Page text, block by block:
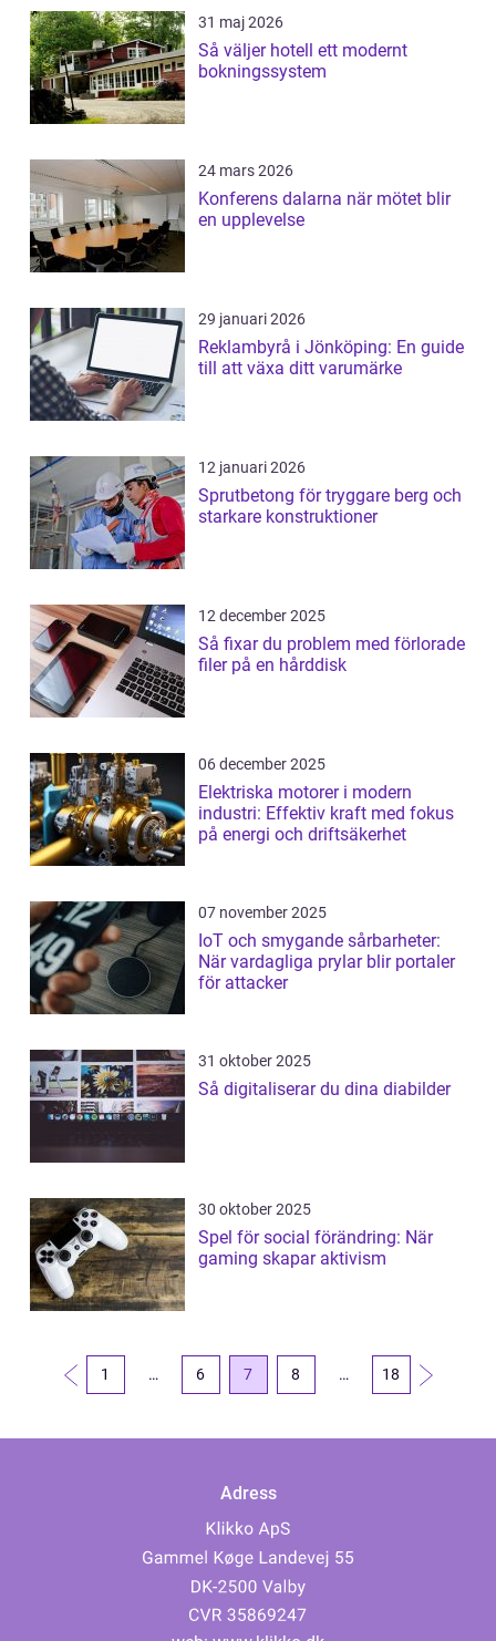
31 maj 2026
Så väljer hotell ett modernt
bokningssystem
24 mars 2026
Konferens dalarna när mötet blir
en upplevelse
29 januari 2026
Reklambyrå i Jönköping: En guide
till att växa ditt varumärke
12 januari 2026
Sprutbetong för tryggare berg och
starkare konstruktioner
12 december 2025
Så fixar du problem med förlorade
filer på en hårddisk
06 december 2025
Elektriska motorer i modern
industri: Effektiv kraft med fokus
på energi och driftsäkerhet
07 november 2025
IoT och smygande sårbarheter:
När vardagliga prylar blir portaler
för attacker
31 oktober 2025
Så digitaliserar du dina diabilder
30 oktober 2025
Spel för social förändring: När
gaming skapar aktivism
1 … 6 7 8 … 18
Adress